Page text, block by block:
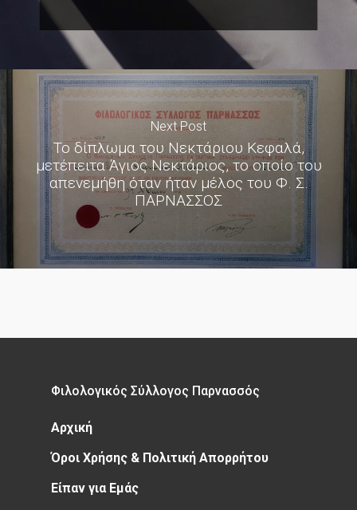
Next Post
Το δίπλωμα του Νεκτάριου Κεφαλά,
μετέπειτα Άγιος Νεκτάριος, το οποίο του
απενεμήθη όταν ήταν μέλος του Φ. Σ.
ΠΑΡΝΑΣΣΟΣ
Φιλολογικός Σύλλογος Παρνασσός
Αρχική
Όροι Χρήσης & Πολιτική Απορρήτου
Είπαν για Εμάς